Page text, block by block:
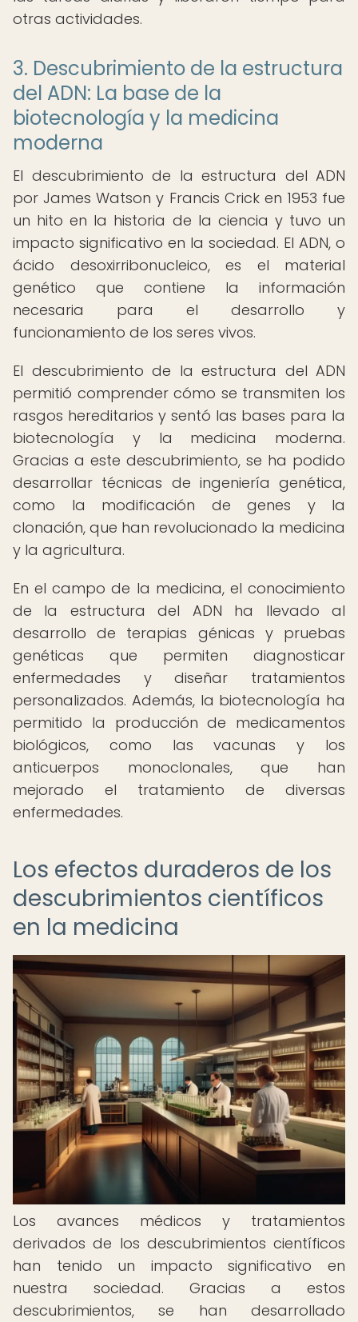
otras actividades.
3. Descubrimiento de la estructura
del ADN: La base de la
biotecnología y la medicina
moderna
El descubrimiento de la estructura del ADN
por James Watson y Francis Crick en 1953 fue
un hito en la historia de la ciencia y tuvo un
impacto significativo en la sociedad. El ADN, o
ácido desoxirribonucleico, es el material
genético que contiene la información
necesaria para el desarrollo y
funcionamiento de los seres vivos.
El descubrimiento de la estructura del ADN
permitió comprender cómo se transmiten los
rasgos hereditarios y sentó las bases para la
biotecnología y la medicina moderna.
Gracias a este descubrimiento, se ha podido
desarrollar técnicas de ingeniería genética,
como la modificación de genes y la
clonación, que han revolucionado la medicina
y la agricultura.
En el campo de la medicina, el conocimiento
de la estructura del ADN ha llevado al
desarrollo de terapias génicas y pruebas
genéticas que permiten diagnosticar
enfermedades y diseñar tratamientos
personalizados. Además, la biotecnología ha
permitido la producción de medicamentos
biológicos, como las vacunas y los
anticuerpos monoclonales, que han
mejorado el tratamiento de diversas
enfermedades.
Los efectos duraderos de los
descubrimientos científicos
en la medicina
Los avances médicos y tratamientos
derivados de los descubrimientos científicos
han tenido un impacto significativo en
nuestra sociedad. Gracias a estos
descubrimientos, se han desarrollado